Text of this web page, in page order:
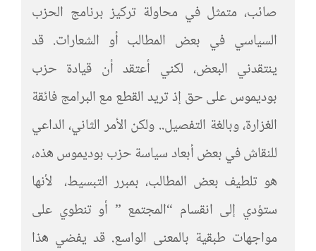
صائب، متمثل في محاولة تركيز برنامج الحزب
السياسي في بعض المطالب أو الشعارات. قد
ينتقدني البعض، لكني أعتقد أن قيادة حزب
بوديموس على حق إذ تريد القطع مع البرامج فائقة
الغزارة، وبالغة التفصيل.. ولكن الأمر الثاني، الداعي
للنقاش في بعض أبعاد سياسة حزب بوديموس هذه،
هو تلطيف بعض المطالب، بمبرر التبسيط، لأنها
ستؤدي إلى انقسام “المجتمع ” أو تنطوي على
مواجهات طبقية بالمعنى الواسع. قد يفضي هذا